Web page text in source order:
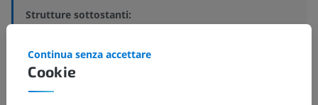
Strutture sottostanti:
Nucleo principale ventro-mediale
Nucleo submediale
Cookie
Continua senza accettare